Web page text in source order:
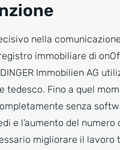
nella
immobiliare di
Immobilien AG
tedesco. Fino a quel
senza
e l’aumento del
migliorare il lavoro